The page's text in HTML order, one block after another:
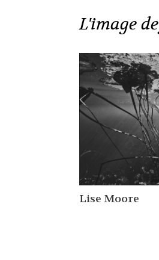
L'image
Lise Moore